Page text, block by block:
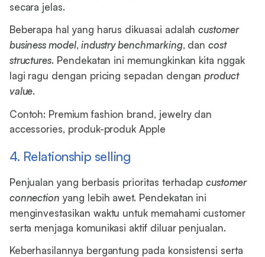
secara jelas.
Beberapa hal yang harus dikuasai adalahcustomer
business model, industry benchmarking, dancost
structures. Pendekatan ini memungkinkan kita nggak
lagi ragu dengan pricing sepadan denganproduct
value.
Contoh: Premium fashion brand, jewelry dan
accessories, produk-produk Apple
4. Relationship selling
Penjualan yang berbasis prioritas terhadapcustomer
connection yang lebih awet. Pendekatan ini
menginvestasikan waktu untuk memahami customer
serta menjaga komunikasi aktif diluar penjualan.
Keberhasilannya bergantung pada konsistensi serta